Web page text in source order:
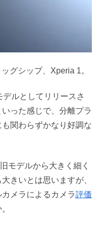
グシップ、Xperia 1。
ルとしてリリースさ
った感じで、分離プラ
関わらずかなり好調な
モデルから大きく細く
きいとは思いますが、
メラによるカメラ評価